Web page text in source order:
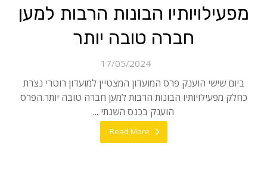
מפעילויותיו הבונות הרבות למען
חברה טובה יותר
17/05/2024
ביום שישי הוענק פרס המועדון המצטיין למועדון רוטרי נצרת
כחלק מפעילויותיו הבונות הרבות למען חברה טובה יותר.הפרס
הוענק בכנס השנתי ...
Read More